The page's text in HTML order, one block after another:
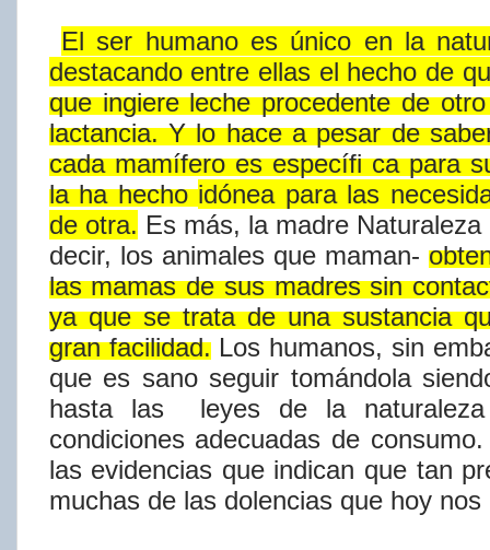
El ser humano es único en la
destacando entre ellas el hecho de
que ingiere leche procedente de otro
lactancia. Y lo hace a pesar de
cadamamíf​eroesespecífi​ca para
la ha hechoidónea para las
de otra. Es más, la madreNaturaleza
decir, los animales que maman-
las mamas de sus madres sin
ya que se trata de una sustancia
gran facilidad. Los humanos, sin
que es sano seguir tomándola
hasta las
leyes de la
naturaleza
condiciones adecuadas de consumo.
las evidencias que indican que tan
muchas de las dolencias que hoy nos